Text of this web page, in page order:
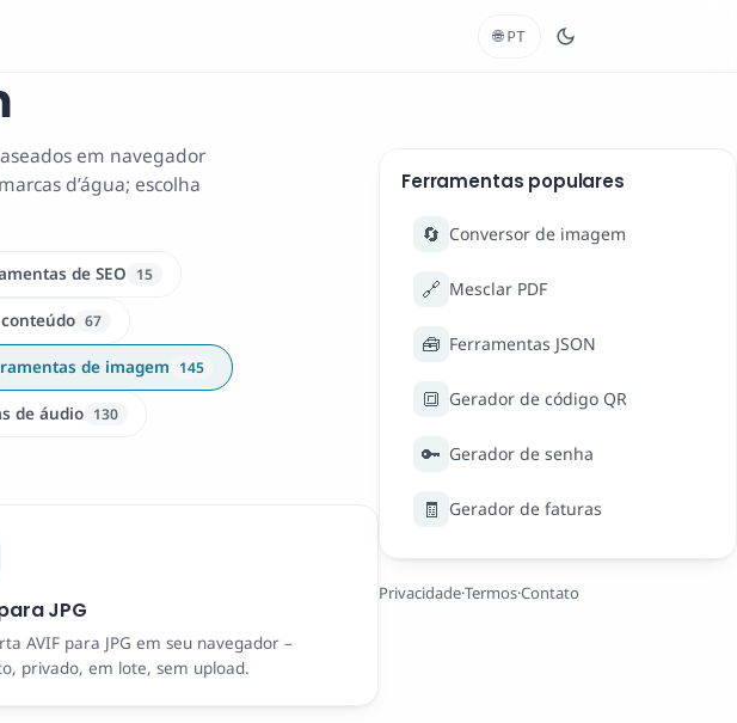
🌐 PT
em navegador
d’água; escolha
de SEO 15
67
de imagem 145
de áudio 130
JPG
AVIF para JPG em seu navegador –
privado, em lote, sem upload.
Ferramentas populares
🔄 Conversor de imagem
🔗 Mesclar PDF
🧰 Ferramentas JSON
🔳 Gerador de código QR
🔑 Gerador de senha
🧾 Gerador de faturas
Privacidade·Termos·Contato